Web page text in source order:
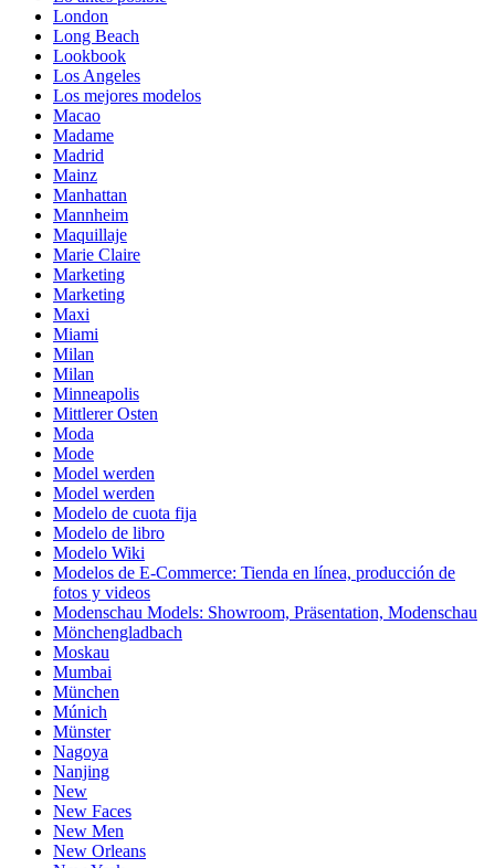
London
Long Beach
Lookbook
Los Angeles
Los mejores modelos
Macao
Madame
Madrid
Mainz
Manhattan
Mannheim
Maquillaje
Marie Claire
Marketing
Marketing
Maxi
Miami
Milan
Milan
Minneapolis
Mittlerer Osten
Moda
Mode
Model werden
Model werden
Modelo de cuota fija
Modelo de libro
Modelo Wiki
Modelos de E-Commerce: Tienda en línea, producción de
fotos y videos
Modenschau Models: Showroom, Präsentation, Modenschau
Mönchengladbach
Moskau
Mumbai
München
Múnich
Münster
Nagoya
Nanjing
New
New Faces
New Men
New Orleans